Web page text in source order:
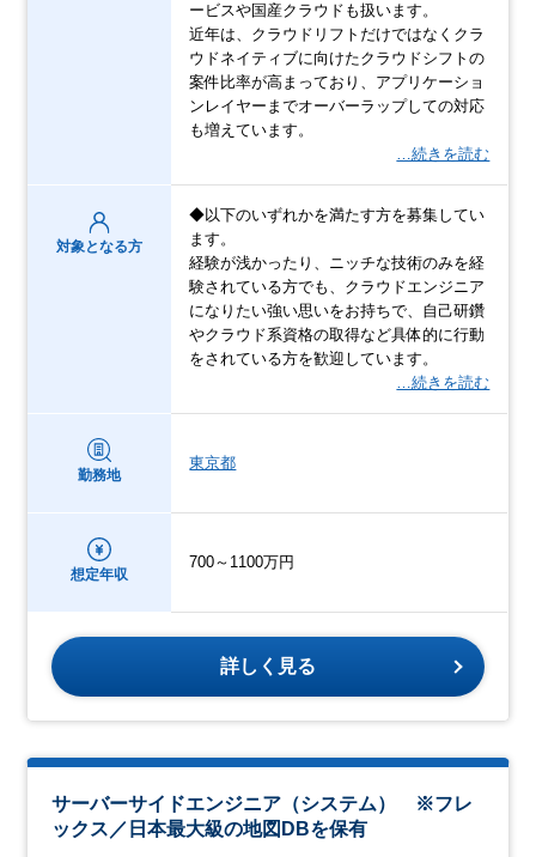
ービスや国産クラウドも扱います。
近年は、クラウドリフトだけではなくクラ
ウドネイティブに向けたクラウドシフトの
案件比率が高まっており、アプリケーショ
ンレイヤーまでオーバーラップしての対応
も増えています。
…続きを読む
対象となる方
◆以下のいずれかを満たす方を募集してい
ます。
経験が浅かったり、ニッチな技術のみを経
験されている方でも、クラウドエンジニア
になりたい強い思いをお持ちで、自己研鑽
やクラウド系資格の取得など具体的に行動
をされている方を歓迎しています。
…続きを読む
勤務地
東京都
想定年収
700～1100万円
詳しく見る
サーバーサイドエンジニア（システム） ※フレ
ックス／日本最大級の地図DBを保有